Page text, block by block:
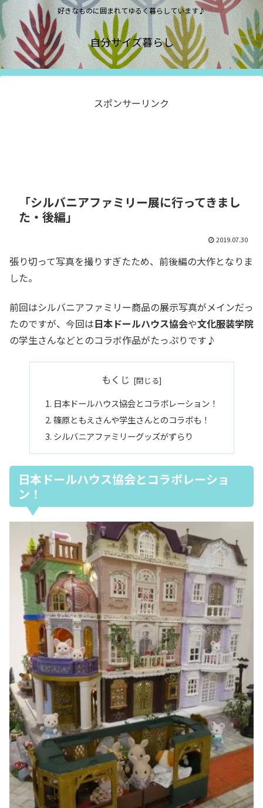
好きなものに囲まれてゆるく暮らしています♪
自分サイズ暮らし
スポンサーリンク
「シルバニアファミリー展に行ってきまし
た・後編」
2019.07.30
張り切って写真を撮りすぎたため、前後編の大作となりま
した。
前回はシルバニアファミリー商品の展示写真がメインだっ
たのですが、今回は日本ドールハウス協会や文化服装学院
の学生さんなどとのコラボ作品がたっぷりです♪
もくじ
日本ドールハウス協会とコラボレーション！
篠原ともえさんや学生さんとのコラボも！
シルバニアファミリーグッズがずらり
日本ドールハウス協会とコラボレーショ
ン！